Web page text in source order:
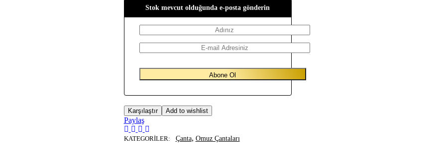
Stok mevcut olduğunda e-posta gönderin
Karşılaştır Add to wishlist
Paylaş
KATEGORILER: Çanta, Omuz Çantaları